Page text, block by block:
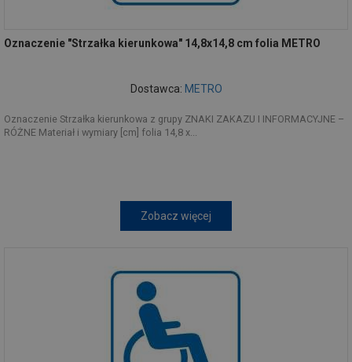
Oznaczenie "Strzałka kierunkowa" 14,8x14,8 cm folia METRO
Dostawca: METRO
Oznaczenie Strzałka kierunkowa z grupy ZNAKI ZAKAZU I INFORMACYJNE –
RÓŻNE Materiał i wymiary [cm] folia 14,8 x...
Zobacz więcej